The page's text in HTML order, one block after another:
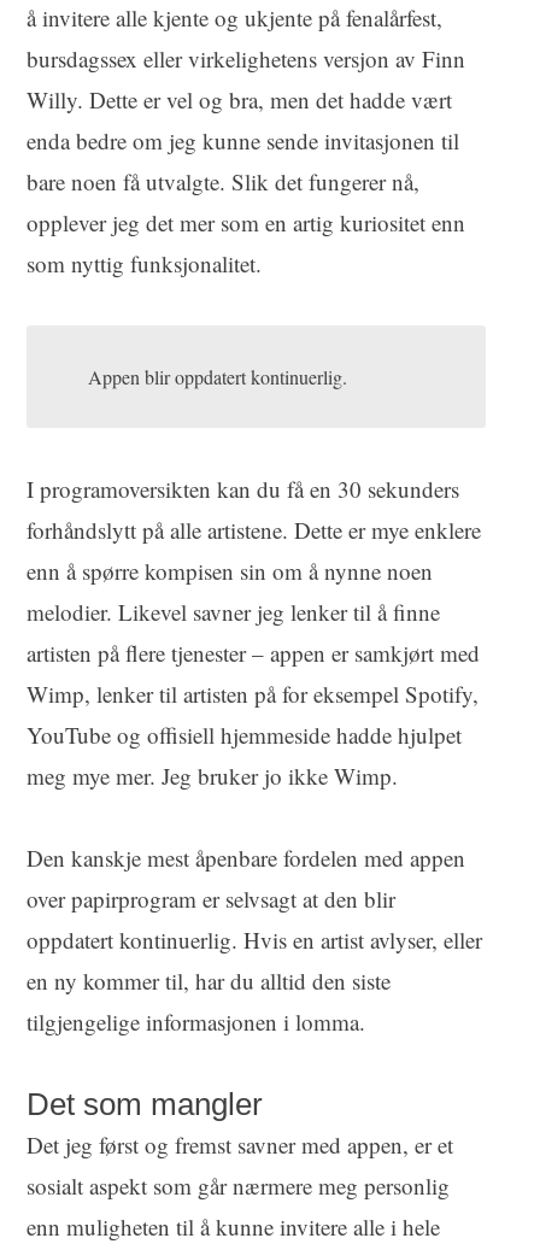
å invitere alle kjente og ukjente på fenalårfest,
bursdagssex eller virkelighetens versjon av Finn
Willy. Dette er vel og bra, men det hadde vært
enda bedre om jeg kunne sende invitasjonen til
bare noen få utvalgte. Slik det fungerer nå,
opplever jeg det mer som en artig kuriositet enn
som nyttig funksjonalitet.
Appen blir oppdatert kontinuerlig.
I programoversikten kan du få en 30 sekunders
forhåndslytt på alle artistene. Dette er mye enklere
enn å spørre kompisen sin om å nynne noen
melodier. Likevel savner jeg lenker til å finne
artisten på flere tjenester – appen er samkjørt med
Wimp, lenker til artisten på for eksempel Spotify,
YouTube og offisiell hjemmeside hadde hjulpet
meg mye mer. Jeg bruker jo ikke Wimp.
Den kanskje mest åpenbare fordelen med appen
over papirprogram er selvsagt at den blir
oppdatert kontinuerlig. Hvis en artist avlyser, eller
en ny kommer til, har du alltid den siste
tilgjengelige informasjonen i lomma.
Det som mangler
Det jeg først og fremst savner med appen, er et
sosialt aspekt som går nærmere meg personlig
enn muligheten til å kunne invitere alle i hele